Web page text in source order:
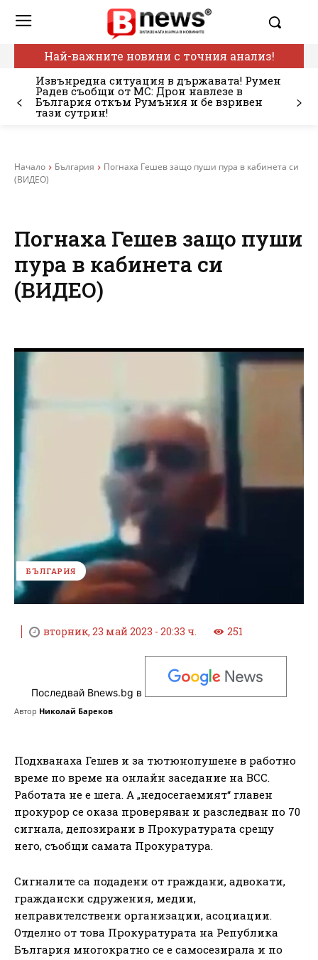
Най-важните новини с точния анализ!
Извънредна ситуация в държавата! Румен
Радев съобщи от МС: Дрон навлезе в
България откъм Румъния и бе взривен
тази сутрин!
Начало България
Погнаха Гешев защо пуши пура в кабинета си
(ВИДЕО)
Погнаха Гешев защо пуши
пура в кабинета си
(ВИДЕО)
БЪЛГАРИЯ
вторник, 23 май 2023 - 20:33 ч. 251
Последвай Bnews.bg в
Автор Николай Бареков
Подхванаха Гешев и за тютюнопушене в работно
време по време на онлайн заседание на ВСС.
Работата не е шега. А „недосегаемият“ главен
прокурор се оказа проверяван и разследван по 70
сигнала, депозирани в Прокуратурата срещу
него, съобщи самата Прокуратура.
Сигналите са подадени от граждани, адвокати,
граждански сдружения, медии,
неправителствени организации, асоциации.
Отделно от това Прокуратурата на Република
България многократно се е самосезирала и по